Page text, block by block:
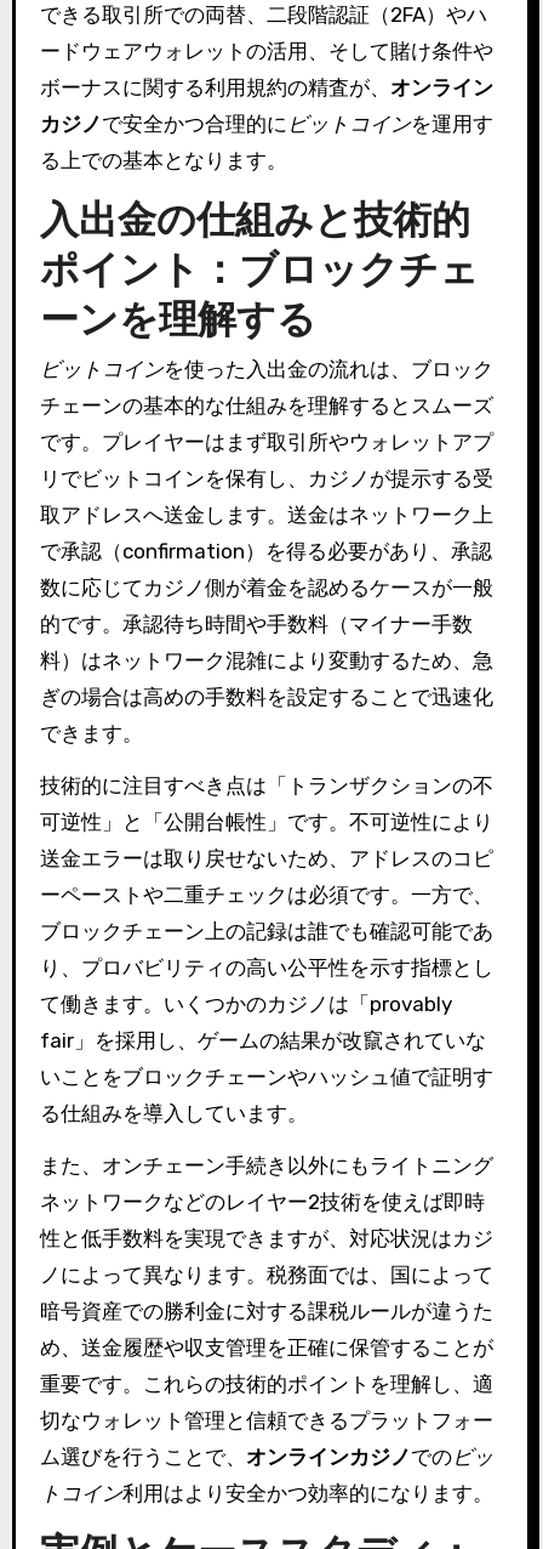
できる取引所での両替、二段階認証（2FA）やハ
ードウェアウォレットの活用、そして賭け条件や
ボーナスに関する利用規約の精査が、 オンライン
カジノで安全かつ合理的に ビットコインを運用す
る上での基本となります。
入出金の仕組みと技術的
ポイント：ブロックチェ
ーンを理解する
ビットコインを使った入出金の流れは、ブロック
チェーンの基本的な仕組みを理解するとスムーズ
です。プレイヤーはまず取引所やウォレットアプ
リでビットコインを保有し、カジノが提示する受
取アドレスへ送金します。送金はネットワーク上
で承認（confirmation）を得る必要があり、承認
数に応じてカジノ側が着金を認めるケースが一般
的です。承認待ち時間や手数料（マイナー手数
料）はネットワーク混雑により変動するため、急
ぎの場合は高めの手数料を設定することで迅速化
できます。
技術的に注目すべき点は「トランザクションの不
可逆性」と「公開台帳性」です。不可逆性により
送金エラーは取り戻せないため、アドレスのコピ
ーペーストや二重チェックは必須です。一方で、
ブロックチェーン上の記録は誰でも確認可能であ
り、プロバビリティの高い公平性を示す指標とし
て働きます。いくつかのカジノは「provably
fair」を採用し、ゲームの結果が改竄されていな
いことをブロックチェーンやハッシュ値で証明す
る仕組みを導入しています。
また、オンチェーン手続き以外にもライトニング
ネットワークなどのレイヤー2技術を使えば即時
性と低手数料を実現できますが、対応状況はカジ
ノによって異なります。税務面では、国によって
暗号資産での勝利金に対する課税ルールが違うた
め、送金履歴や収支管理を正確に保管することが
重要です。これらの技術的ポイントを理解し、適
切なウォレット管理と信頼できるプラットフォー
ム選びを行うことで、 オンラインカジノでのビッ
トコイン利用はより安全かつ効率的になります。